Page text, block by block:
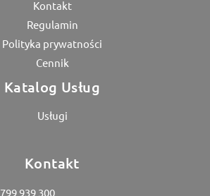
Kontakt
Regulamin
Polityka prywatności
Cennik
Katalog Usług
Usługi
Kontakt
799 939 300